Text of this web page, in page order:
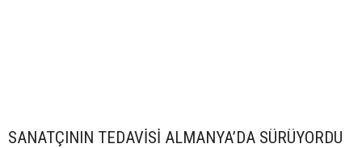
SANATÇININ TEDAVİSİ ALMANYA’DA SÜRÜYORDU